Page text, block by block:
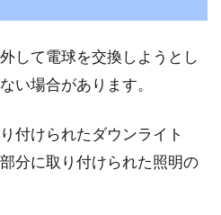
、心地よい時間をつくってくれるアイ
と言え...
リアにお花を！お手入れ不要
して電球を交換しようとし
い場合があります。
付けられたダウンライト
分に取り付けられた照明の